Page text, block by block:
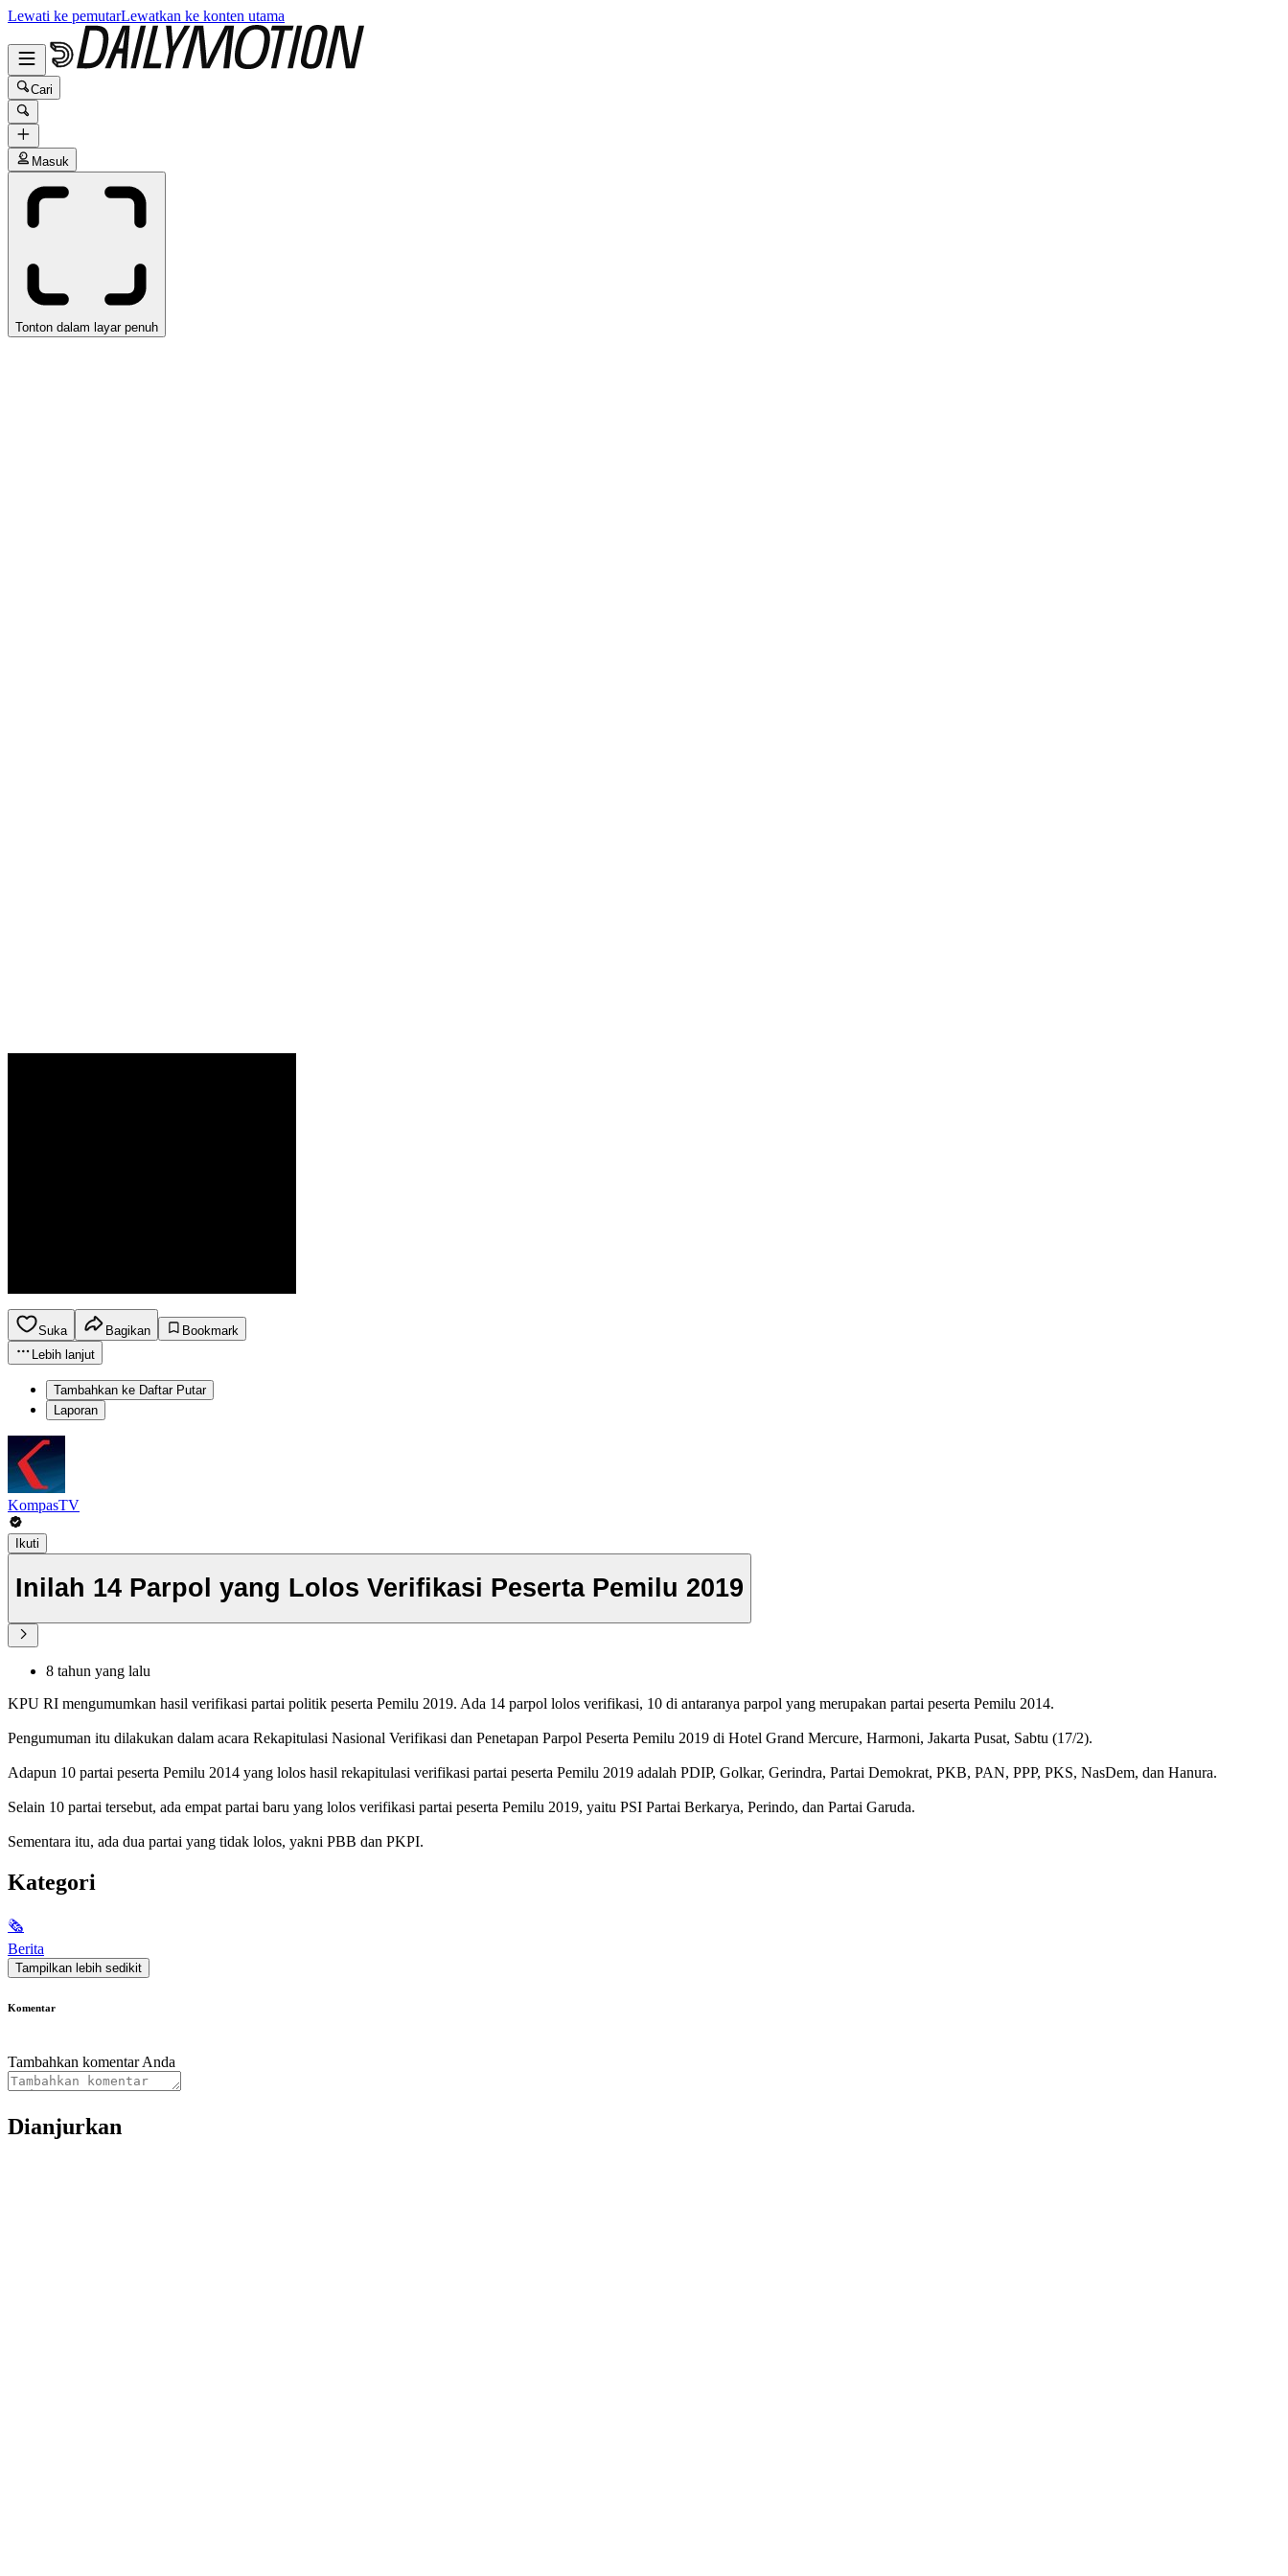
Lewati ke pemutarLewatkan ke konten utama
Cari
Masuk
Tonton dalam layar penuh
Suka Bagikan
Bookmark
Lebih lanjut
Tambahkan ke Daftar Putar
Laporan
KompasTV
Ikuti
Inilah 14 Parpol yang Lolos Verifikasi Peserta Pemilu 2019
8 tahun yang lalu
KPU RI mengumumkan hasil verifikasi partai politik peserta Pemilu 2019. Ada 14 parpol lolos verifikasi, 10 di antaranya parpol yang merupakan partai peserta Pemilu 2014.
Pengumuman itu dilakukan dalam acara Rekapitulasi Nasional Verifikasi dan Penetapan Parpol Peserta Pemilu 2019 di Hotel Grand Mercure, Harmoni, Jakarta Pusat, Sabtu (17/2).
Adapun 10 partai peserta Pemilu 2014 yang lolos hasil rekapitulasi verifikasi partai peserta Pemilu 2019 adalah PDIP, Golkar, Gerindra, Partai Demokrat, PKB, PAN, PPP, PKS, NasDem, dan Hanura.
Selain 10 partai tersebut, ada empat partai baru yang lolos verifikasi partai peserta Pemilu 2019, yaitu PSI Partai Berkarya, Perindo, dan Partai Garuda.
Sementara itu, ada dua partai yang tidak lolos, yakni PBB dan PKPI.
Kategori
🗞
Berita
Tampilkan lebih sedikit
Komentar
Tambahkan komentar Anda
Dianjurkan